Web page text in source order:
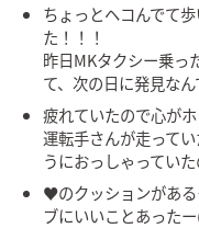
ちょっとヘコんでて
た！！！
昨日MKタクシー乗っ
て、次の日に発見なん
疲れていたので心が
運転手さんが走って
うにおっしゃってい
♥のクッションがあ
ブにいいことあった